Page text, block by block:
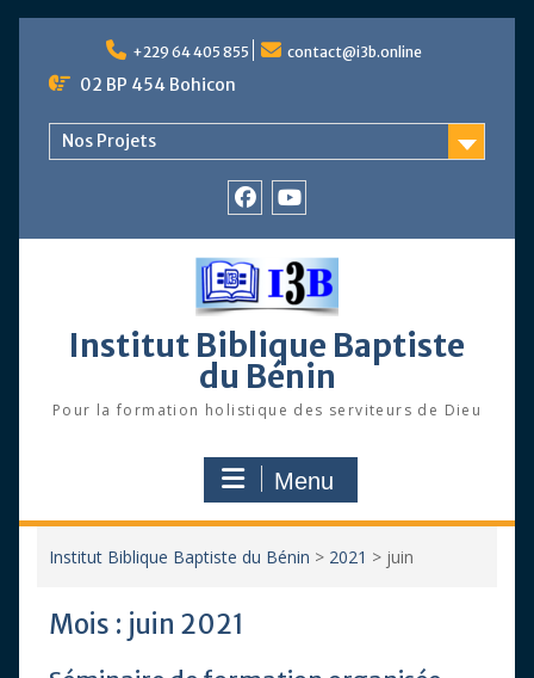
content
+229 64 405 855 contact@i3b.online
02 BP 454 Bohicon
Nos Projets
Youtube
Institut Biblique Baptiste
du Bénin
Pour la formation holistique des serviteurs de Dieu
Menu
Institut Biblique Baptiste du Bénin > 2021 > juin
Mois : juin 2021